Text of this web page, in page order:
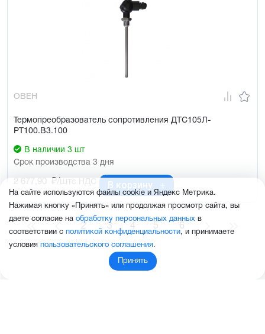
ОВЕН
Термопреобразователь сопротивления ДТС105Л-
РТ100.В3.100
В наличии 3 шт
Срок производства 3 дня
2 677,90 ₽/штс НДС В корзину
2 3 4 5 6
На сайте используются файлы cookie и Яндекс Метрика.
Нажимая кнопку «Принять» или продолжая просмотр сайта, вы
даете согласие на обработку персональных данных в
соответствии с политикой конфиденциальности, и принимаете
условия пользовательского соглашения.
Принять